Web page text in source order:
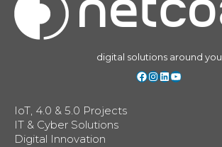
digital solutions around you
Facebook
Instagram
LinkedIn
YouTube
IoT, 4.0 & 5.0 Projects
IT & Cyber Solutions
Digital Innovation